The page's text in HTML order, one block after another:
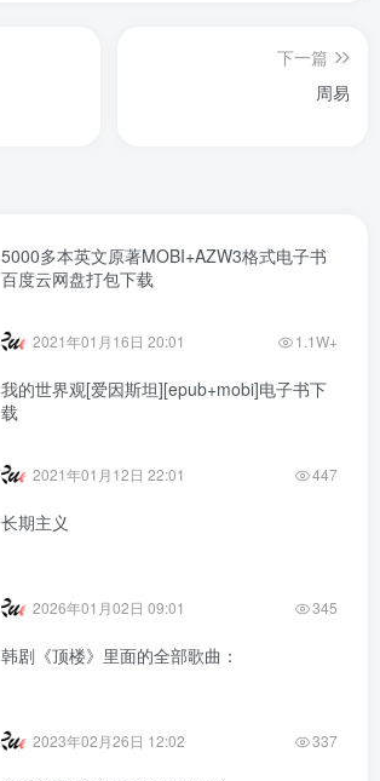
下一篇
周易
5000多本英文原著MOBI+AZW3格式电子书
百度云网盘打包下载
2021年01月16日 20:01 1.1W+
我的世界观[爱因斯坦][epub+mobi]电子书下
载
2021年01月12日 22:01 447
长期主义
2026年01月02日 09:01 345
韩剧《顶楼》里面的全部歌曲：
2023年02月26日 12:02 337